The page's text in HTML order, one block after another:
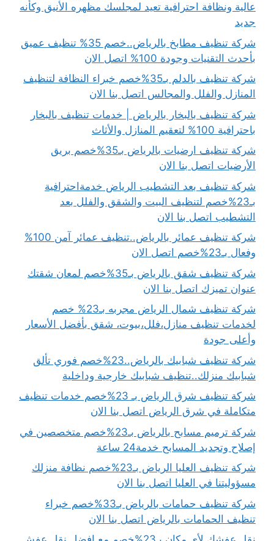
عالية ونظافة احترافية تعيد لمجلسك مظهره الأنيق وكأنه
جديد
شركة تنظيف مطابخ بالرياض..خصم 35% تنظيف عميق
بأحدث التقنيات وجودة 100% اتصل الان
شركة تنظيف بالدلم بـ35%خصم خبراء النظافة لتنظيف
المنازل والفلل والمجالس اتصل بنا الان
شركة تنظيف بالبخار بالرياض | خدمات تنظيف بالبخار
باحترافية 100% لتعقيم المنازل والأثاث
شركة تنظيف ارضيات بالرياض بـ35%خصم بريق
الأرضيات اتصل بنا الان
شركة تنظيف بعد التشطيب الرياض خدمةاحترافية
بـ23%خصم لتنظيف البيت والشقق والفلل بعد
التشطيب اتصل بنا الان
شركة تنظيف عمائر بالرياض..تنظيف عمائر آمن 100%
وفعال بـ23%خصم اتصل الان
شركة تنظيف شقق بالرياض بـ35%خصم لمعان شقتك
عنوان تميزك اتصل بنا الان
شركة تنظيف شمال الرياض مجربه بـ23% خصم
لخدمات تنظيف منازل،فلل،بيوت، شقق بأفضل الأسعار
وأعلى جودة
شركة تنظيف شبابيك بالرياض..23%خصم فوري تألق
شبابيك منزلك..تنظيف شبابيك خارجية وداخلية
شركة تنظيف شرق الرياض بـ 23%خصم خدمات تنظيف
متكاملة في شرق الرياض اتصل بنا الان
شركة ترميم مسابح بالرياض بـ23%خصم متخصصين في
إصلاح وتجديد المسابح خدمة24 ساعة
شركة تنظيف العليا الرياض بـ23%خصم نظافة منزلك
مسؤوليتنا في العليا اتصل بنا الان
شركة تنظيف حمامات بالرياض بـ33%خصم خبراء
تنظيف الحمامات بالرياض اتصل بنا الان